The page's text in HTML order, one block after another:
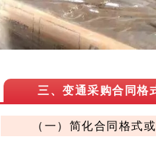
三、变通采购合同格
（一）简化合同格式